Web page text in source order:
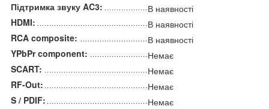
Підтримка звуку AC3:
В наявності
HDMI:
В наявності
RCA composite:
В наявності
YPbPr component:
Немає
SCART:
Немає
RF-Out:
Немає
S / PDIF:
Немає